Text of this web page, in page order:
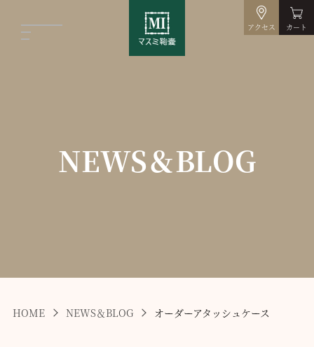
アクセス カート
NEWS＆BLOG
HOME NEWS＆BLOG オーダーアタッシュケース